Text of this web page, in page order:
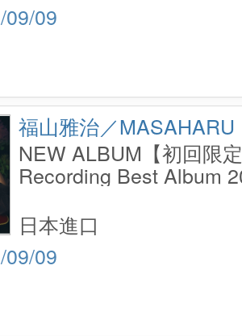
09/09
福山雅治／MASAHARU
NEW ALBUM【初回限
Recording Best Album
09/09
日本進口